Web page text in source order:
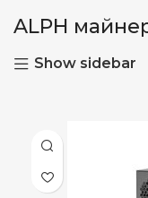
ALPH
Show sidebar